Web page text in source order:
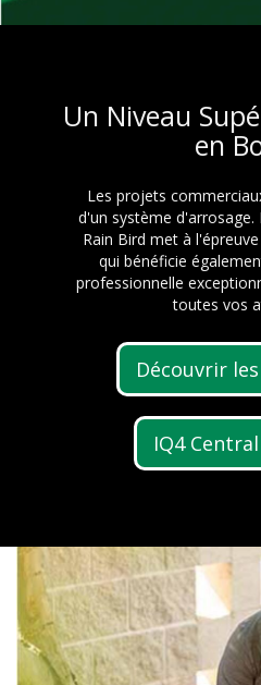
Un Niveau
en
Les projets
d'un système
Rain Bird met à
qui bénéficie
professionnelle
toutes vos
Découvrir
IQ4